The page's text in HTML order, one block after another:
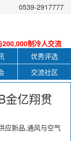
0539-2917777
200,000制冷人交流
优秀评选
交流社区
金亿翔贯
应新品,通风与空气